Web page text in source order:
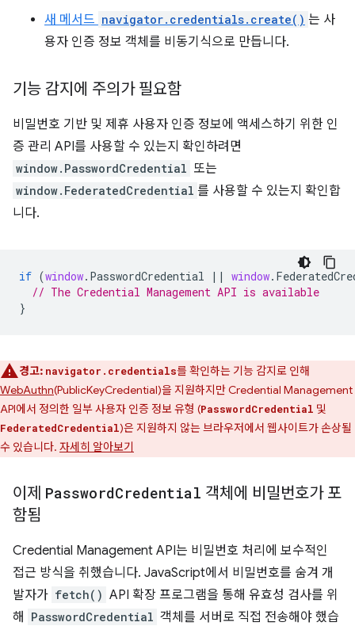
새 메서드 navigator.credentials.create() 는 사
용자 인증 정보 객체를 비동기식으로 만듭니다.
기능 감지에 주의가 필요함
비밀번호 기반 및 제휴 사용자 인증 정보에 액세스하기 위한 인
증 관리 API를 사용할 수 있는지 확인하려면
window.PasswordCredential 또는
window.FederatedCredential 를 사용할 수 있는지 확인합
니다.
if (window. PasswordCredential || window.
// The Credential Management API is available
}
경고: navigator.credentials를 확인하는 기능 감지로 인해
WebAuthn(PublicKeyCredential)을 지원하지만 Credential Management
API에서 정의한 일부 사용자 인증 정보 유형 (PasswordCredential 및
FederatedCredential)은 지원하지 않는 브라우저에서 웹사이트가 손상될
수 있습니다. 자세히 알아보기
이제 PasswordCredential 객체에 비밀번호가 포
함됨
Credential Management API는 비밀번호 처리에 보수적인
접근 방식을 취했습니다. JavaScript에서 비밀번호를 숨겨 개
발자가 fetch() API 확장 프로그램을 통해 유효성 검사를 위
해
PasswordCredential 객체를 서버로 직접 전송해야 했습